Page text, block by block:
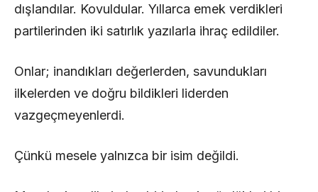
dışlandılar. Kovuldular. Yıllarca emek verdikleri
partilerinden iki satırlık yazılarla ihraç edildiler.
Onlar; inandıkları değerlerden, savundukları
ilkelerden ve doğru bildikleri liderden
vazgeçmeyenlerdi.
Çünkü mesele yalnızca bir isim değildi.